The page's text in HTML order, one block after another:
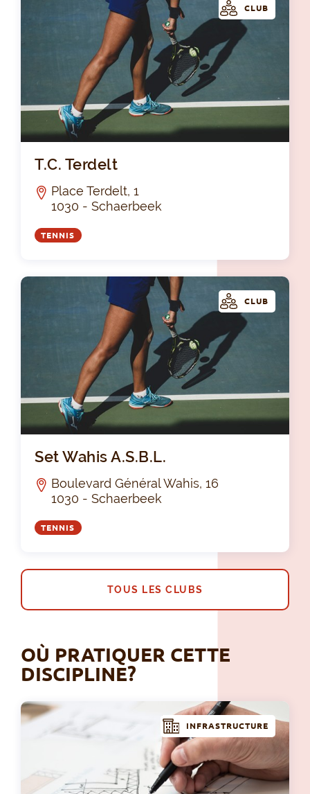
CLUB
T.C. Terdelt
Place Terdelt, 1
1030 - Schaerbeek
TENNIS
CLUB
Set Wahis A.S.B.L.
Boulevard Général Wahis, 16
1030 - Schaerbeek
TENNIS
TOUS LES CLUBS
OÙ PRATIQUER CETTE
DISCIPLINE?
INFRASTRUCTURE